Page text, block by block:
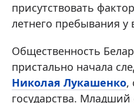
присутствовать
летнего пребывания у
Общественность
пристально начала
Николая Лукашенко,
государства.